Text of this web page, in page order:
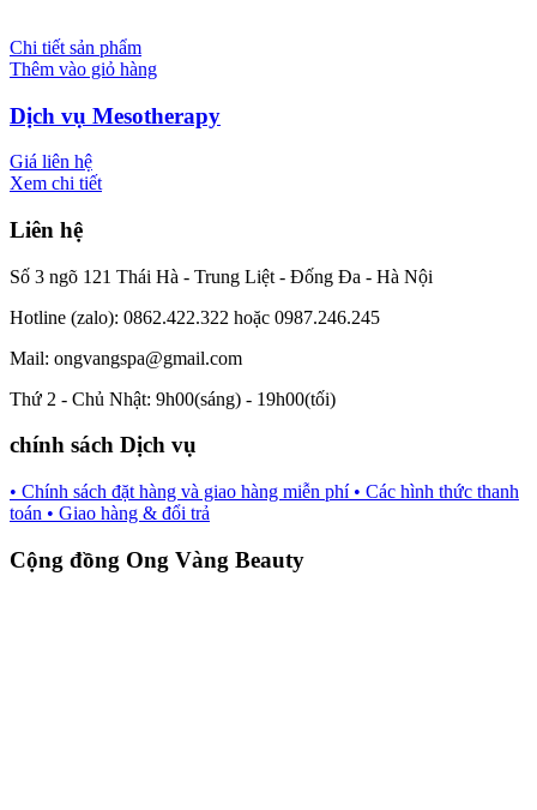
Chi tiết sản phẩm
Thêm vào giỏ hàng
Dịch vụ Mesotherapy
Giá liên hệ
Xem chi tiết
Liên hệ
Số 3 ngõ 121 Thái Hà - Trung Liệt - Đống Đa - Hà Nội
Hotline (zalo): 0862.422.322 hoặc 0987.246.245
Mail: ongvangspa@gmail.com
Thứ 2 - Chủ Nhật: 9h00(sáng) - 19h00(tối)
chính sách Dịch vụ
• Chính sách đặt hàng và giao hàng miễn phí • Các hình thức thanh
toán • Giao hàng & đổi trả
Cộng đồng Ong Vàng Beauty